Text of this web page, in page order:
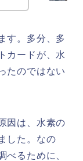
す。多分、多
カードが、水
たのではない
因は、水素の
した。なの
べるために、